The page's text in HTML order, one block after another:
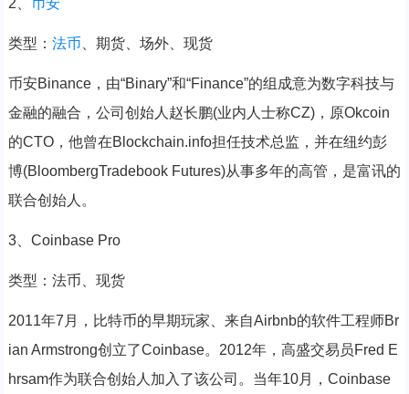
类型： 法币 、期货、场外、现货
币安Binance，由“Binary”和“Finance”的组成意为数字科技与
金融的融合，公司创始人赵长鹏(业内人士称CZ)，原Okcoin
的CTO，他曾在Blockchain.info担任技术总监，并在纽约彭
博(BloombergTradebook Futures)从事多年的高管，是富讯的
联合创始人。
3、Coinbase Pro
类型：法币、现货
2011年7月，比特币的早期玩家、来自Airbnb的软件工程师Br
ian Armstrong创立了Coinbase。2012年，高盛交易员Fred E
hrsam作为联合创始人加入了该公司。当年10月，Coinbase